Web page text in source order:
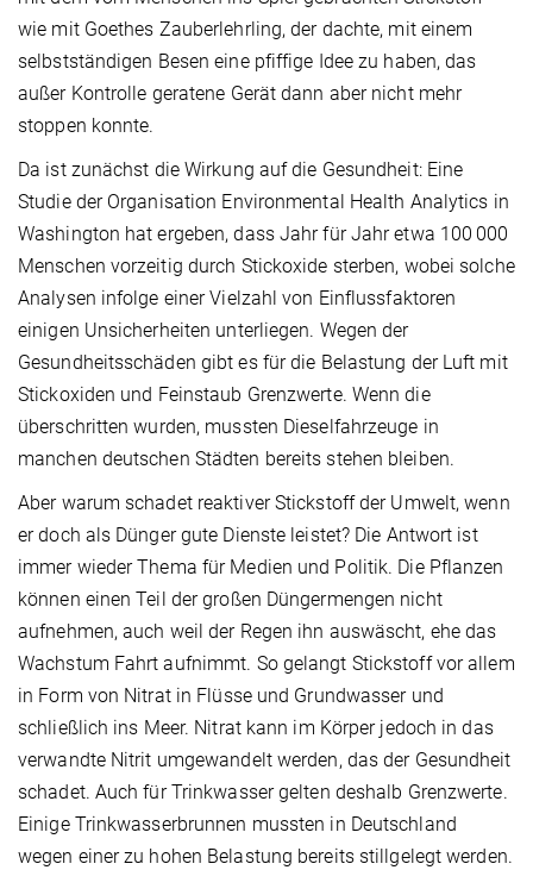
wie mit Goethes Zauberlehrling, der dachte, mit einem
selbstständigen Besen eine pfiffige Idee zu haben, das
außer Kontrolle geratene Gerät dann aber nicht mehr
stoppen konnte.
Da ist zunächst die Wirkung auf die Gesundheit: Eine
Studie der Organisation Environmental Health Analytics in
Washington hat ergeben, dass Jahr für Jahr etwa 100 000
Menschen vorzeitig durch Stickoxide sterben, wobei solche
Analysen infolge einer Vielzahl von Einflussfaktoren
einigen Unsicherheiten unterliegen. Wegen der
Gesundheitsschäden gibt es für die Belastung der Luft mit
Stickoxiden und Feinstaub Grenz­werte. Wenn die
überschritten wurden, mussten Dieselfahrzeuge in
manchen deutschen Städten bereits stehen bleiben.
Aber warum schadet reaktiver Stickstoff der Umwelt, wenn
er doch als Dünger gute Dienste leistet? Die Antwort ist
immer wieder Thema für Medien und Politik. Die Pflanzen
können einen Teil der großen Düngermengen nicht
aufnehmen, auch weil der Regen ihn auswäscht, ehe das
Wachstum Fahrt aufnimmt. So gelangt Stick­stoff vor allem
in Form von Nitrat in Flüsse und Grundwasser und
schließlich ins Meer. Nitrat kann im Körper jedoch in das
verwandte Nitrit umgewandelt werden, das der Gesundheit
schadet. Auch für Trinkwasser gelten deshalb Grenzwerte.
Einige Trinkwasserbrunnen mussten in Deutschland
wegen einer zu hohen Belastung bereits stillgelegt werden.